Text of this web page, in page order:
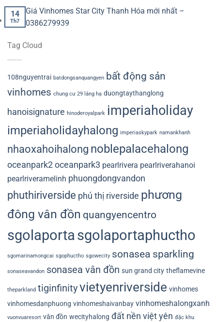
14
Th7
Giá Vinhomes Star City Thanh Hóa mới nhất –
0386279939
Tag Cloud
108nguyentrai batdongsanquangyen bất động sản
vinhomes chung cư 29 láng hạ duongtaythanglong
hanoisignature hinoderoyalpark imperiaholiday
imperiaholidayhalong imperiaskypark namankhanh
nhaoxahoihalong noblepalacehalong
oceanpark2oceanpark3 pearlrivera pearlriverahanoi
pearlriveramelinh phuongdongvandon
phuthiriverside phú thị riverside phương
đông vân đồn quangyencentro
sgolaporta sgolaportaphuctho
sgomarinamongcai sgophuctho sgowecity sonasea sparkling
sonaseavandon sonasea vân đồn sun grand city theflamevine
theparkland tiginfinityvietyenriverside vinhomes
vinhomesdanphuong vinhomeshaivanbay vinhomeshalongxanh
vuonvuaresort vân đồn wecityhalong đất nền việt yên đặc khu